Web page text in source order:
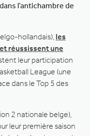
l’antichambre de
hollandais), les
réussissent une
leur participation
League (une
dans le Top 5 des
2 nationale belge),
leur première saison